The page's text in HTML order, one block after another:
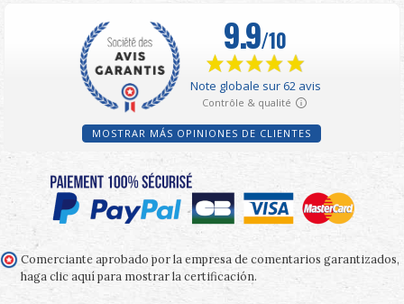
MOSTRAR MÁS OPINIONES DE CLIENTES
Comerciante aprobado por la empresa de comentarios garantizados,
haga clic aquí para mostrar la certificación.